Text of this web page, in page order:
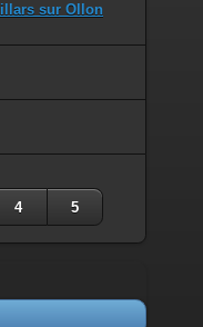
sur Ollon
4 5